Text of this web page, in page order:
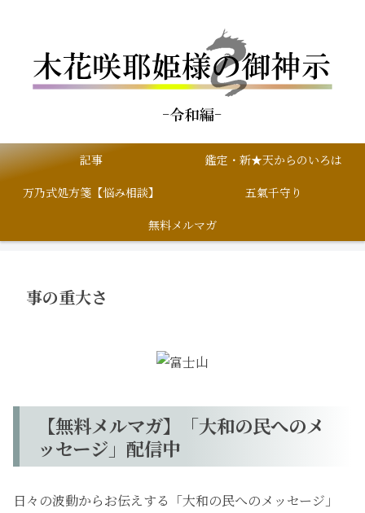
記事
鑑定・新★天からのいろは
万乃式処方箋【悩み相談】
五氣千守り
無料メルマガ
事の重大さ
【無料メルマガ】「大和の民へのメ
ッセージ」配信中
日々の波動からお伝えする「大和の民へのメッセージ」